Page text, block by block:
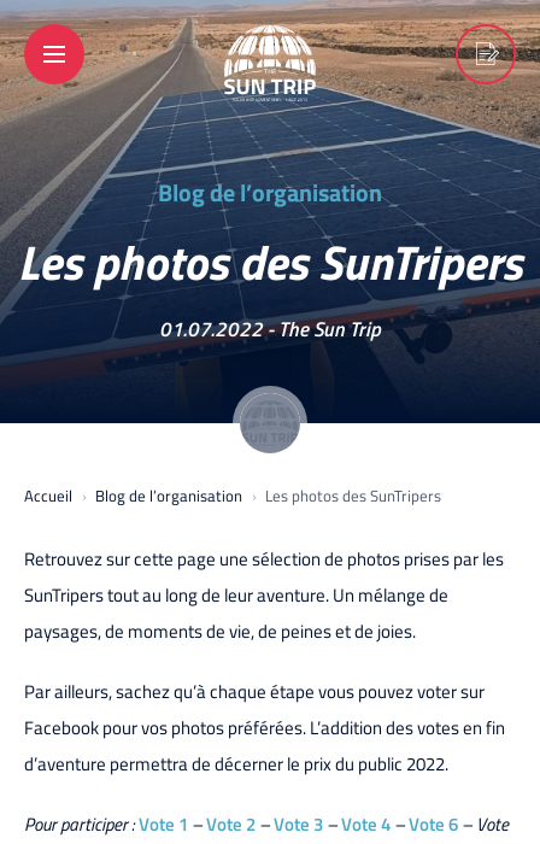
Blog de l’organisation
Les photos des SunTripers
01.07.2022 -The Sun Trip
Accueil Blog de l’organisation Les photos des SunTripers
Retrouvez sur cette page une sélection de photos prises par les
SunTripers tout au long de leur aventure. Un mélange de
paysages, de moments de vie, de peines et de joies.
Par ailleurs, sachez qu’à chaque étape vous pouvez voter sur
Facebook pour vos photos préférées. L’addition des votes en fin
d’aventure permettra de décerner le prix du public 2022.
Pour participer :Vote 1 –Vote 2–Vote 3–Vote 4–Vote 6– Vote